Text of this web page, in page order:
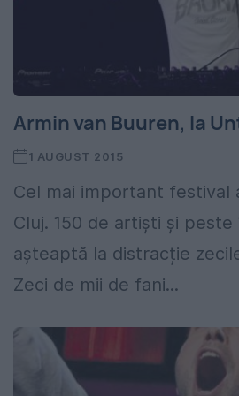
Armin van Buuren, la
1 AUGUST 2015
Cel mai important festival
Cluj. 150 de artiști și peste
așteaptă la distracție
Zeci de mii de fani...